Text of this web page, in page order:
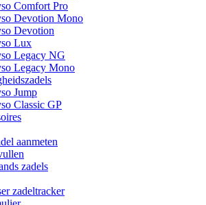
Comfort Pro
Devotion Mono
Devotion
Lux
Legacy NG
Legacy Mono
Jump
Classic GP
aanmeten
zadels
zadeltracker